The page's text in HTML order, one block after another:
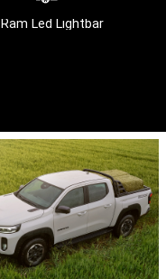
Ram Led Lightbar